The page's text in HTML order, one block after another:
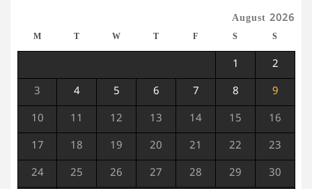
August 2026
M T W T F S S
1 2
3 4 5 6 7 8 9
10 11 12 13 14 15 16
17 18 19 20 21 22 23
24 25 26 27 28 29 30